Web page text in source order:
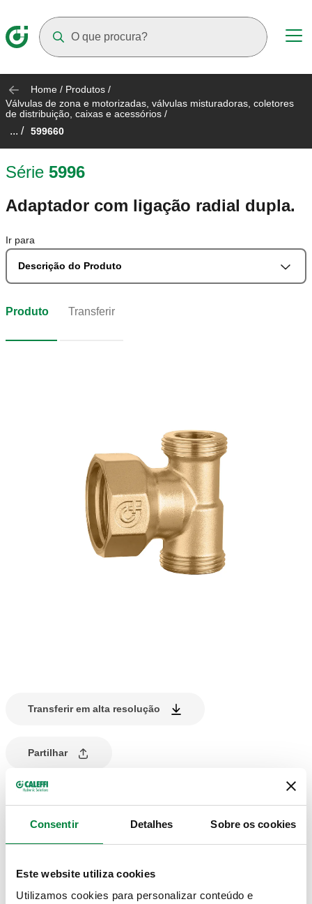
Consentir Detalhes Sobre os cookies
Este website utiliza cookies
Utilizamos cookies para personalizar conteúdo e
Home / Produtos /
Válvulas de zona e motorizadas, válvulas misturadoras, coletores
de distribuição, caixas e acessórios /
... / 599660
Série 5996
Adaptador com ligação radial dupla.
Ir para
Descrição do Produto
Produto Transferir
Transferir em alta resolução
Partilhar
DESCRIÇÃO DO PRODUTO